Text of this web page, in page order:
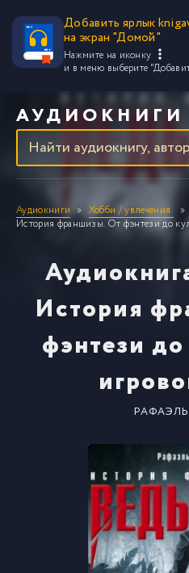
Добавить ярлык
на экран "Домой"
Нажмите на иконку
и в меню выберите
АУДИОКНИГИ
Аудиокниги Хобби / увлечения
История франшизы. От фэнтези до
История
фэнтези